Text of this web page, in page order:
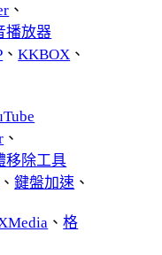
、
播放器
、KKBOX 、
、
移除工具
、鍵盤加速 、
、格